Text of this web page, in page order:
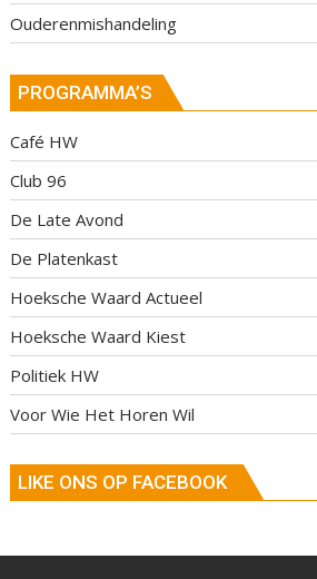
Ouderenmishandeling
PROGRAMMA’S
Café HW
Club 96
De Late Avond
De Platenkast
Hoeksche Waard Actueel
Hoeksche Waard Kiest
Politiek HW
Voor Wie Het Horen Wil
LIKE ONS OP FACEBOOK